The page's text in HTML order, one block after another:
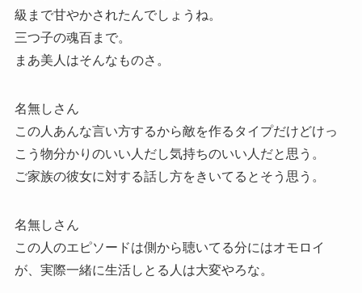
級まで甘やかされたんでしょうね。
三つ子の魂百まで。
まあ美人はそんなものさ。
名無しさん
この人あんな言い方するから敵を作るタイプだけどけっ
こう物分かりのいい人だし気持ちのいい人だと思う。
ご家族の彼女に対する話し方をきいてるとそう思う。
名無しさん
この人のエピソードは側から聴いてる分にはオモロイ
が、実際一緒に生活しとる人は大変やろな。